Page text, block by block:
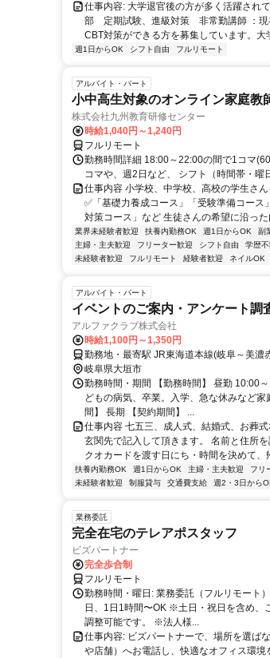
仕事内容: 大学退官後の方が多く活躍され
部 定期試験、進級対策 非常勤講師 ：現
CBT対策ができる方を募集しています。大
週1日からOK シフト自由 フルリモート
アルバイト・パート
小中高生対象のオンライン家庭教
株式会社九州教育研修センター
時給1,040円～1,240円
フルリモート
勤務時間詳細 18:00～22:00の間で1コマ
コマや、週2日など、 シフト（時間帯・曜
仕事内容 小学校、中学校、高校の学生さ
✅「基礎力養成コース」「受験準備コース
対策コース」など 生徒さんの希望に沿っ
業界未経験者歓迎 扶養内勤務OK 週1日からOK 副
主婦・主夫歓迎
フリーター歓迎 シフト自由 学歴不
未経験者歓迎
フルリモート 経験者歓迎 ネイルOK
アルバイト・パート
イベントのご案内・アンケート調
アルファクラブ株式会社
時給1,100円～1,350円
勤務地・最寄駅 JR東海道本線(岐阜～美濃
岐阜県大垣市
勤務時間・期間 【勤務時間】 昼勤
どもの病気、卒業。入学、急な休みなど
間】 長期 【契約期間】 ...
仕事内容 七五三、成人式、結婚式、お葬
玄関先で記入して頂きます。 名前と住所
クオカードを渡す日にち・時間を決めて、
扶養内勤務OK 週1日からOK 主婦・主夫歓迎 フリ
未経験者歓迎
制服貸与 交通費支給 週2・3日から
業務委託
完全在宅のテレアポスタッフ
ビズパートナー
完全歩合制
フルリモート
勤務時間・曜日: 業務委託（フルリモート
日、1日1時間〜OK ※土日・祝日を含め、
調整可能です。 ※法人様...
仕事内容: ビズパートナーで、場所を選
や店舗）へお電話し、快適なオフィス環